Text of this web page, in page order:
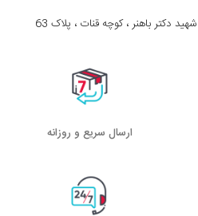
دکتر باهنر ، کوچه قنات ، پلاک 63
ارسال سریع و روزانه